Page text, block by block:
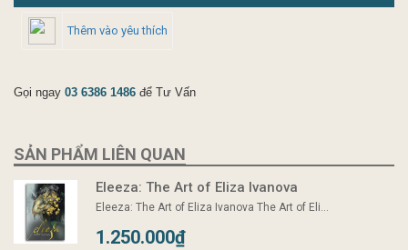
Thêm vào yêu thích
Gọi ngay 03 6386 1486 để Tư Vấn
SẢN PHẨM LIÊN QUAN
Eleeza: The Art of Eliza Ivanova
Eleeza: The Art of Eliza Ivanova The Art of Eli...
1.250.000₫